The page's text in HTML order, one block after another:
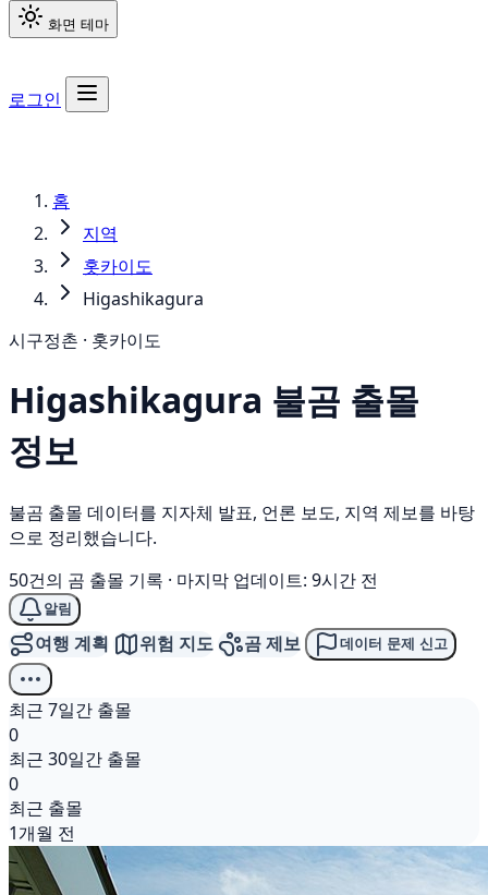
화면 테마
로그인
홈
지역
홋카이도
Higashikagura
시구정촌 · 홋카이도
Higashikagura 불곰 출몰
정보
불곰 출몰 데이터를 지자체 발표, 언론 보도, 지역 제보를 바탕
으로 정리했습니다.
50건의 곰 출몰 기록 · 마지막 업데이트: 9시간 전
알림
여행 계획 위험 지도 곰 제보 데이터 문제 신고
최근 7일간 출몰
0
최근 30일간 출몰
0
최근 출몰
1개월 전